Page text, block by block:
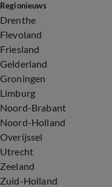
Regionieuws
Drenthe
Flevoland
Friesland
Gelderland
Groningen
Limburg
Noord-Brabant
Noord-Holland
Overijssel
Utrecht
Zeeland
Zuid-Holland